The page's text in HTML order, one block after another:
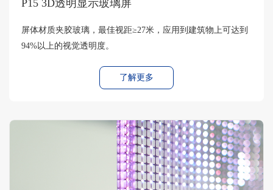
P15 3D透明显示玻璃屏
屏体材质夹胶玻璃，最佳视距≥27米，应用到建筑物上可达到
94%以上的视觉透明度。
了解更多